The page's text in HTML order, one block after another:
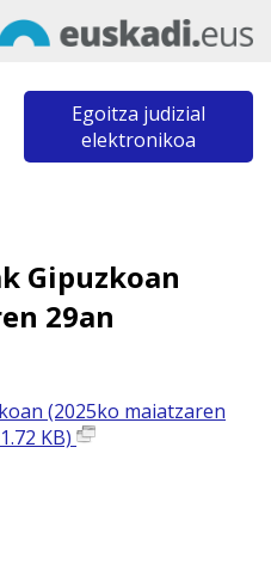
Egoitza judizial
elektronikoa
Gipuzkoan
29an
(2025ko maiatzaren
KB)